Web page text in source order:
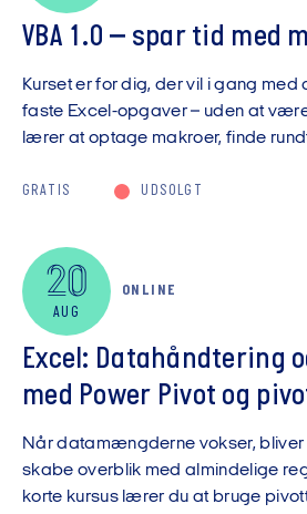
VBA 1.0 – spar tid med
Kurset er for dig, der vil i gang med
faste Excel-opgaver – uden at
lærer at optage makroer, finde
GRATIS UDSOLGT
20
AUG
ONLINE
Excel: Datahåndtering
med Power Pivot og
Når datamængderne vokser,
skabe overblik med almindelige
korte kursus lærer du at bruge